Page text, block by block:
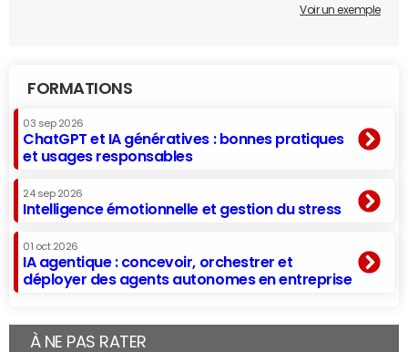
Voir un exemple
FORMATIONS
03 sep 2026
ChatGPT et IA génératives : bonnes pratiques
et usages responsables
24 sep 2026
Intelligence émotionnelle et gestion du stress
01 oct 2026
IA agentique : concevoir, orchestrer et
déployer des agents autonomes en entreprise
À NE PAS RATER